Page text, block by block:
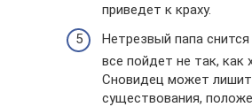
приведет к краху.
Нетрезвый папа
все пойдет не так, как
Сновидец может
существования,